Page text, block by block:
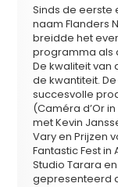
Sinds de eerste
naam Flanders
breidde het
programma als
De kwaliteit
de kwantiteit.
succesvolle
(Caméra d’Or
met Kevin
Vary en Prijzen
Fantastic Fest
Studio Tarara
gepresenteerd